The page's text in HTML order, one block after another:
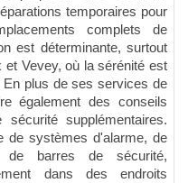
temporaires pour
complets de
est déterminante, surtout
Vevey, où la sérénité est
En plus de ses services de
également des conseils
supplémentaires.
de systèmes d'alarme, de
de barres de sécurité,
dans des endroits